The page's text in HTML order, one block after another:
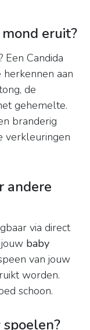
eruit?
Candida
herkennen aan
de
gehemelte.
branderig
verkleuringen
andere
via direct
baby
van jouw
worden.
schoon.